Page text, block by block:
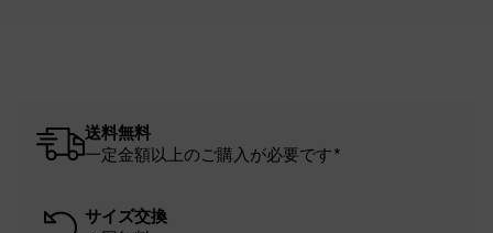
送料無料
一定金額以上のご購入が必要です*
サイズ交換